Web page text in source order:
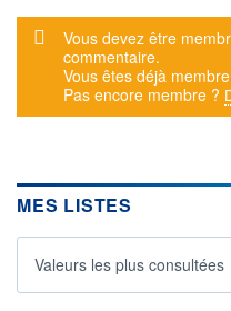
Message d'alerte
Vous devez être
commentaire.
Vous êtes déjà
Pas encore membre ?
MES LISTES
Valeurs les plus consultées